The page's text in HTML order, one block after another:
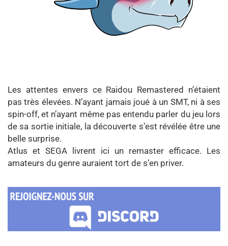
Les attentes envers ce Raidou Remastered n’étaient
pas très élevées. N’ayant jamais joué à un SMT, ni à ses
spin-off, et n’ayant même pas entendu parler du jeu lors
de sa sortie initiale, la découverte s’est révélée être une
belle surprise.
Atlus et SEGA livrent ici un remaster efficace. Les
amateurs du genre auraient tort de s’en priver.